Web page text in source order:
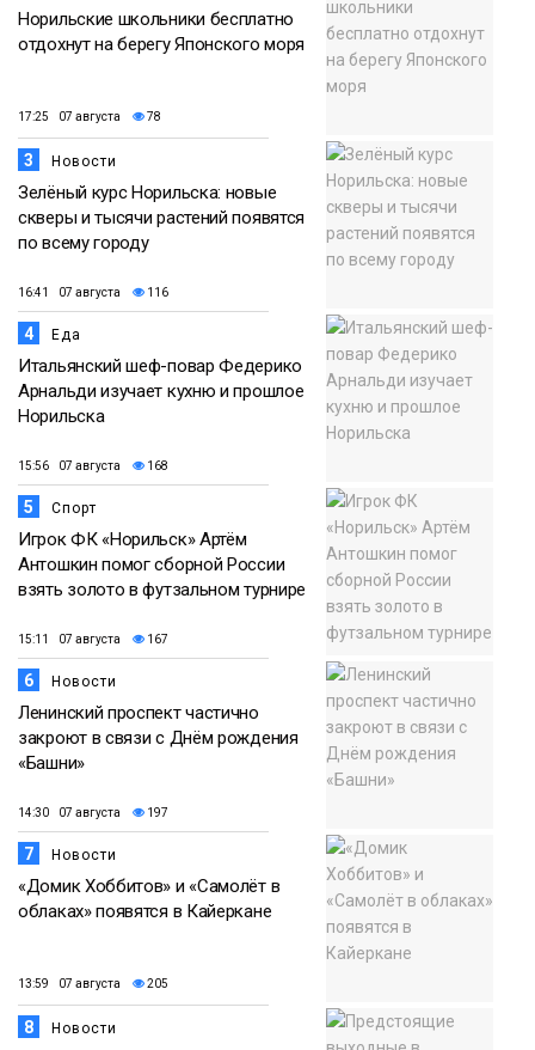
Норильские школьники бесплатно
отдохнут на берегу Японского моря
17:25 07 августа 78
3 Новости
Зелёный курс Норильска: новые
скверы и тысячи растений появятся
по всему городу
16:41 07 августа 116
4 Еда
Итальянский шеф-повар Федерико
Арнальди изучает кухню и прошлое
Норильска
15:56 07 августа 168
5 Спорт
Игрок ФК «Норильск» Артём
Антошкин помог сборной России
взять золото в футзальном турнире
15:11 07 августа 167
6 Новости
Ленинский проспект частично
закроют в связи с Днём рождения
«Башни»
14:30 07 августа 197
7 Новости
«Домик Хоббитов» и «Самолёт в
облаках» появятся в Кайеркане
13:59 07 августа 205
8 Новости